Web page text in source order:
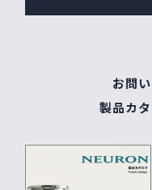
お問
製品カ